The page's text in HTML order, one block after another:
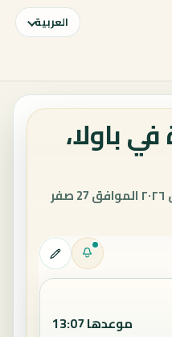
العربية
باولا،
تاريخ اليوم: الاثنين، ١٠ أغسطس ٢٠٢٦ الموافق 27 صفر
موعدها 13:07